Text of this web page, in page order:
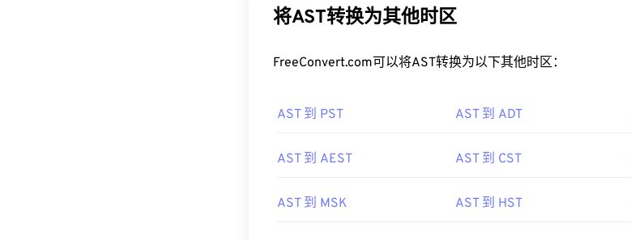
将AST转换为其他时区
FreeConvert.com可以将AST转换为以下其他时区：
AST 到 PST AST 到 ADT
AST 到 AEST AST 到 CST
AST 到 MSK AST 到 HST